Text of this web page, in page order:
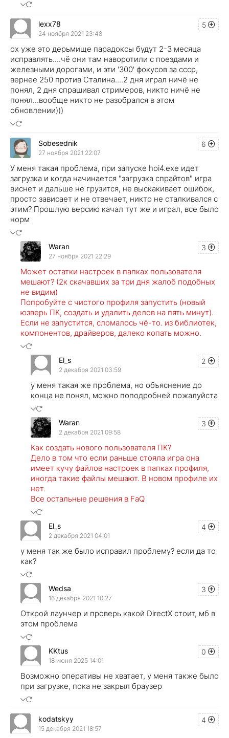
5
lexx78
24 ноября 2021 23:48
ox уже это дерьмище парадоксы будут 2-3 месяца
исправлять....чё они там наворотили с поездами и
железными дорогами, и эти '300' фокусов за ссср,
вернее 250 против Сталина....2 дня играл ничё не
понял, 2 дня спрашивал стримеров, никто ничё не
понял...вообще никто не разобрался в этом
обновлении)))
6
Sobesednik
27 ноября 2021 22:07
У меня такая проблема, при запуске hoi4.exe идет
загрузка и когда начинается "загрузка спрайтов" игра
виснет и дальше не грузится, не выскакивает ошибок,
просто зависает и не отвечает, никто не сталкивался с
этим? Прошлую версию качал тут же и играл, все было
норм
3
Waran
27 ноября 2021 22:29
Может остатки настроек в папках пользователя
мешают? (2к скачавших за три дня жалоб подобных
не видим)
Попробуйте с чистого профиля запустить (новый
юзверь ПК, создать и удалить делов на пять минут).
Если не запустится, сломалось чё-то. из библиотек,
компонентов, драйверов, далеко копать можно.
2
El_s
2 декабря 2021 03:59
у меня такая же проблема, но объяснение до
конца не понял, можно поподробней пожалуйста
3
Waran
2 декабря 2021 09:58
Как создать нового пользователя ПК?
Дело в том что если раньше стояла игра она
имеет кучу файлов настроек в папках профиля,
иногда такие файлы мешают. В новом профиле их
нет.
Все остальные решения в FaQ
4
El_s
2 декабря 2021 04:01
у меня так же было исправил проблему? если да то
как?
3
Wedsa
16 декабря 2021 10:27
Открой лаунчер и проверь какой DirectX стоит, мб в
этом проблема
0
KKtus
18 июня 2025 14:01
Возможно оперативы не хватает, у меня также было
при загрузке, пока не закрыл браузер
4
kodatskyy
15 декабря 2021 18:57